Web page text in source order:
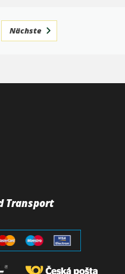
Nächste
Transport